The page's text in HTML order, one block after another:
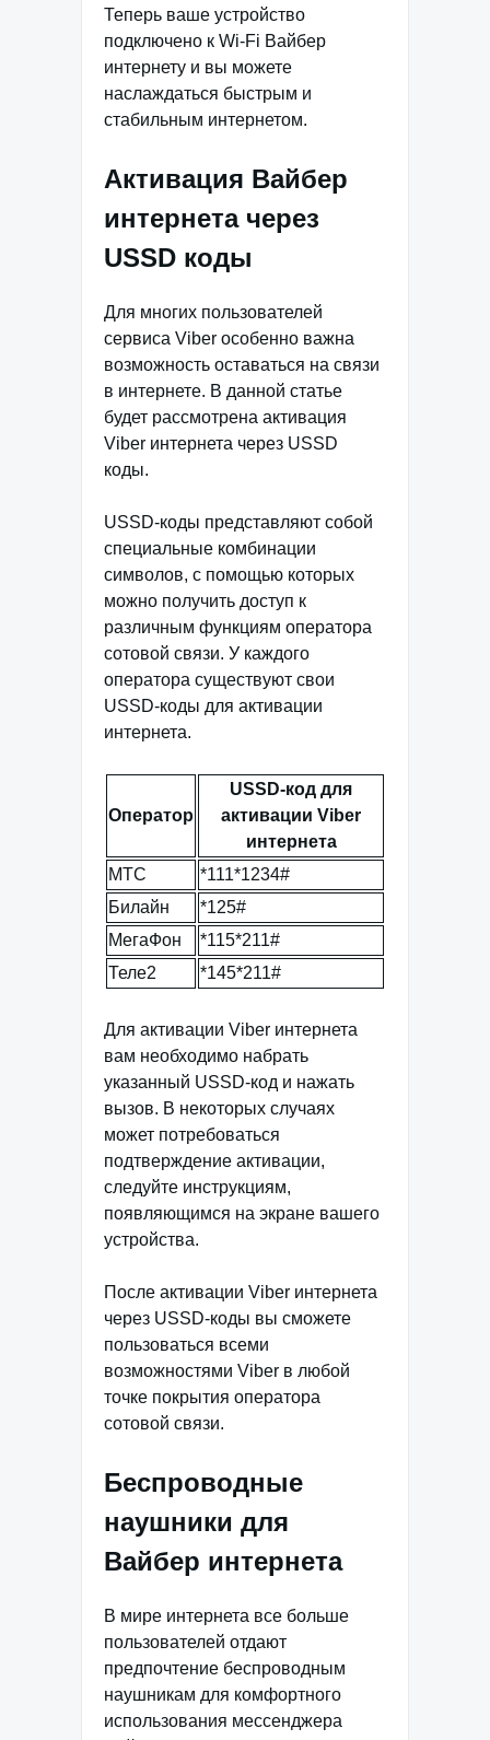
Теперь ваше устройство
подключено к Wi-Fi Вайбер
интернету и вы можете
наслаждаться быстрым и
стабильным интернетом.
Активация Вайбер
интернета через
USSD коды
Для многих пользователей
сервиса Viber особенно важна
возможность оставаться на связи
в интернете. В данной статье
будет рассмотрена активация
Viber интернета через USSD
коды.
USSD-коды представляют собой
специальные комбинации
символов, с помощью которых
можно получить доступ к
различным функциям оператора
сотовой связи. У каждого
оператора существуют свои
USSD-коды для активации
интернета.
Оператор
USSD-код для
активации Viber
интернета
МТС
*111*1234#
Билайн
*125#
МегаФон
*115*211#
Теле2
*145*211#
Для активации Viber интернета
вам необходимо набрать
указанный USSD-код и нажать
вызов. В некоторых случаях
может потребоваться
подтверждение активации,
следуйте инструкциям,
появляющимся на экране вашего
устройства.
После активации Viber интернета
через USSD-коды вы сможете
пользоваться всеми
возможностями Viber в любой
точке покрытия оператора
сотовой связи.
Беспроводные
наушники для
Вайбер интернета
В мире интернета все больше
пользователей отдают
предпочтение беспроводным
наушникам для комфортного
использования мессенджера